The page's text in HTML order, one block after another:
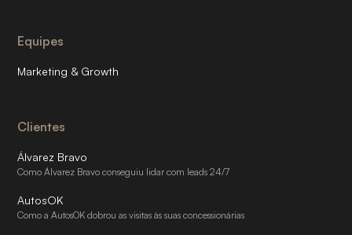
Equipes
Marketing & Growth
Clientes
Álvarez Bravo
Como Álvarez Bravo conseguiu lidar com leads 24/7
AutosOK
Como a AutosOK dobrou as visitas às suas concessionárias